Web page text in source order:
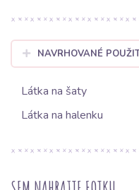
NAVRHOVANÉ
Látka na šaty
Látka na halenku